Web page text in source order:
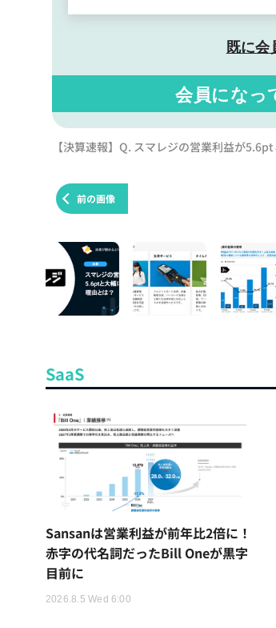
既に会
会員になっ
【決算速報】Q. スマレジの営業利益が
前の画像
SaaS
Sansanは営業利益が前年比2倍に！
赤字の代名詞だったBill Oneが黒字
目前に
2026.8.5 Wed 6:00